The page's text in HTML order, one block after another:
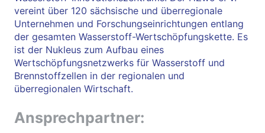
vereint über 120 sächsische und überregionale
Unternehmen und Forschungseinrichtungen entlang
der gesamten Wasserstoff-Wertschöpfungskette. Es
ist der Nukleus zum Aufbau eines
Wertschöpfungsnetzwerks für Wasserstoff und
Brennstoffzellen in der regionalen und
überregionalen Wirtschaft.
Ansprechpartner: